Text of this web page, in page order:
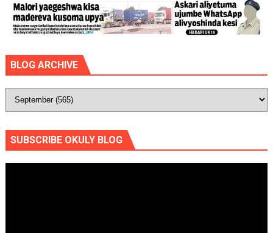
BLOG ARCHIVE
SUBSCRIBE OKULY BLOG